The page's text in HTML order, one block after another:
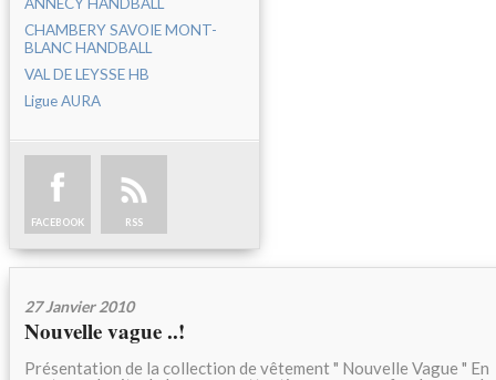
CHAMBERY SAVOIE MONT-
BLANC HANDBALL
VAL DE LEYSSE HB
Ligue AURA
FACEBOOK RSS
27 Janvier 2010
Nouvelle vague ..!
Présentation de la collection de vêtement " Nouvelle Vague " En